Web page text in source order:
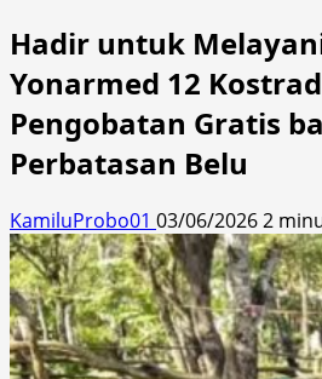
Hadir untuk
Yonarmed 12
Pengobatan Gratis
Perbatasan Belu
KamiluProbo01 03/06/20262